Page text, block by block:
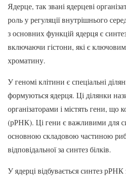
Ядерце, так звані ядерцеві
роль у регуляції внутрішнього
з основних функцій ядерця є
включаючи гістони, які є
хроматину.
У геномі клітини є спеціальні
формуються ядерця. Ці ділянки
організаторами і містять гени, що
(рРНК). Ці гени є важливими для
основною складовою частиною
відповідальної за синтез білків.
У ядерці відбувається синтез